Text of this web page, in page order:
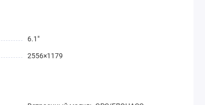
6.1"
2556×1179